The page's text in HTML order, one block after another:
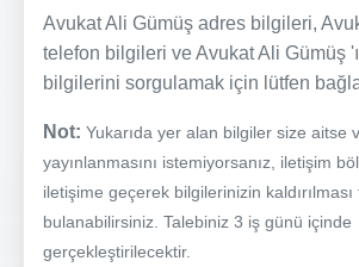
Avukat Ali Gümüş adres bilgileri,
telefon bilgileri ve Avukat Ali Gümüş
bilgilerini sorgulamak için lütfen
Not: Yukarıda yer alan bilgiler size aitse
yayınlanmasını istemiyorsanız, iletişim
iletişime geçerek bilgilerinizin
bulanabilirsiniz. Talebiniz 3 iş günü içinde
gerçekleştirilecektir.